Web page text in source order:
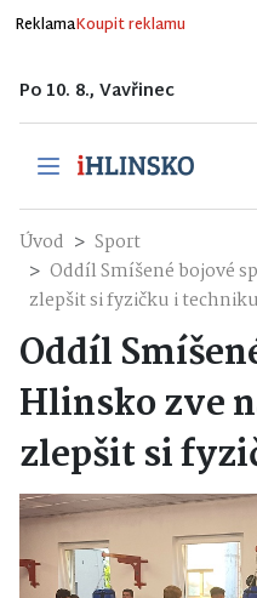
ReklamaKoupit reklamu
Po 10. 8., Vavřinec
Úvod
Sport
Oddíl Smíšené bojové
zlepšit si fyzičku i techniku
Oddíl
Hlinsko zve
zlepšit si